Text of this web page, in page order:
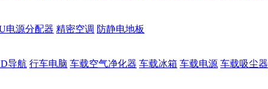
电源分配器 精密空调 防静电地板
导航 行车电脑 车载空气净化器 车载冰箱 车载电源 车载吸尘器